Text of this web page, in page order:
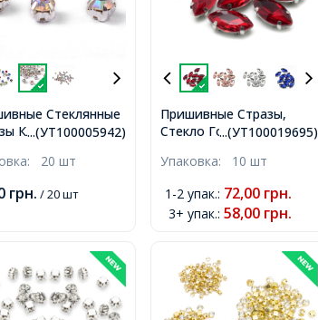
...(УТ100005942)
Стеклянные
Класс А, Цапы
Квадратные,
Отв-тие
20 шт
грн. / 20 шт
...(УТ100019695)
Пришивные Стразы,
Стекло Горный
Латунь, Конский глаз,
15х7х5мм, Отверстие
0.8-1мм,
Упаковка: 10 шт
1-2 упак.: 72,00 грн.
3+ упак.: 58,00 грн.